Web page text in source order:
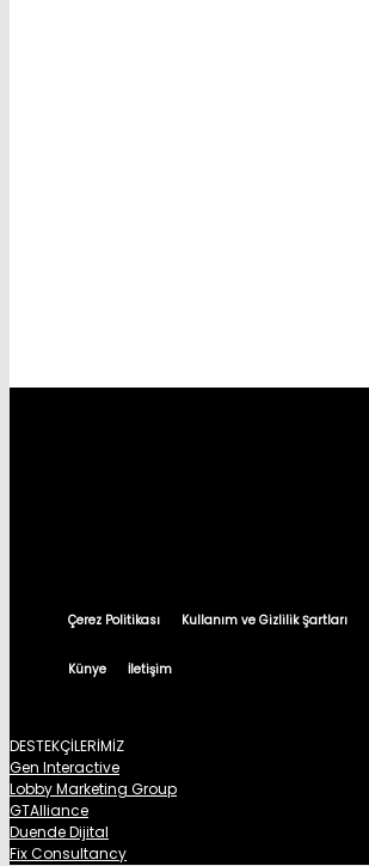
Çerez Politikası Kullanım ve Gizlilik Şartları
Künye İletişim
DESTEKÇİLERİMİZ
Gen Interactive
Lobby Marketing Group
GTAlliance
Duende Dijital
Fix Consultancy